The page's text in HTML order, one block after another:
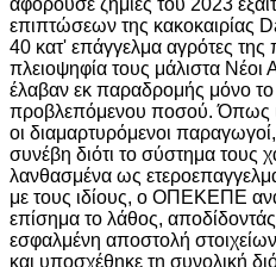
επιπτώσεων της κακοκαιρίας
40 κατ' επάγγελμα αγρότες της
πλειοψηφία τους μάλιστα Νέοι
έλαβαν εκ παραδρομής μόνο
προβλεπόμενου ποσού. Όπως
οι διαμαρτυρόμενοι
συνέβη διότι το σύστημα τους
λανθασμένα ως
με τους ιδίους, ο ΟΠΕΚΕΠΕ
επίσημα το λάθος,
εσφαλμένη αποστολή
και υποσχέθηκε τη συνολική